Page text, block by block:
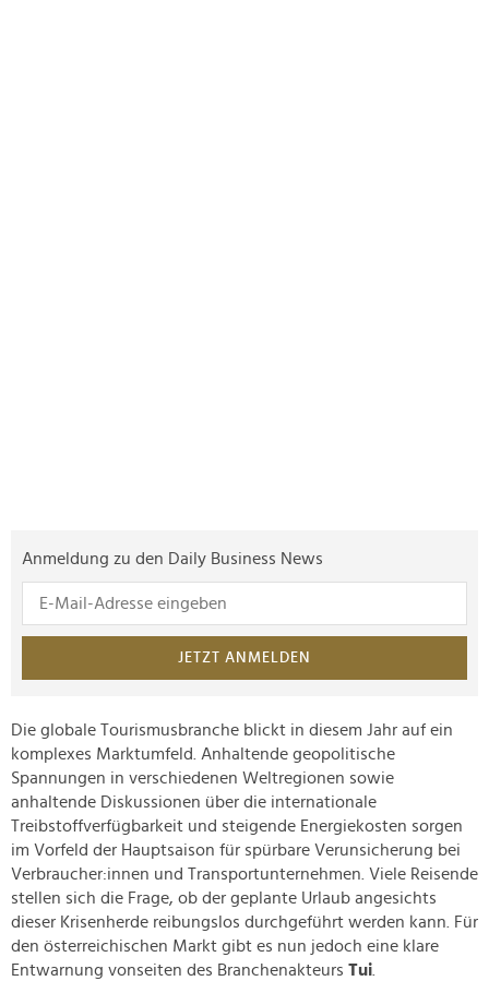
Anmeldung zu den Daily Business News
JETZT ANMELDEN
Die globale Tourismusbranche blickt in diesem Jahr auf ein
komplexes Marktumfeld. Anhaltende geopolitische
Spannungen in verschiedenen Weltregionen sowie
anhaltende Diskussionen über die internationale
Treibstoffverfügbarkeit und steigende Energiekosten sorgen
im Vorfeld der Hauptsaison für spürbare Verunsicherung bei
Verbraucher:innen und Transportunternehmen. Viele Reisende
stellen sich die Frage, ob der geplante Urlaub angesichts
dieser Krisenherde reibungslos durchgeführt werden kann. Für
den österreichischen Markt gibt es nun jedoch eine klare
Entwarnung vonseiten des Branchenakteurs Tui